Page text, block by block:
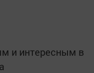
и интересным в